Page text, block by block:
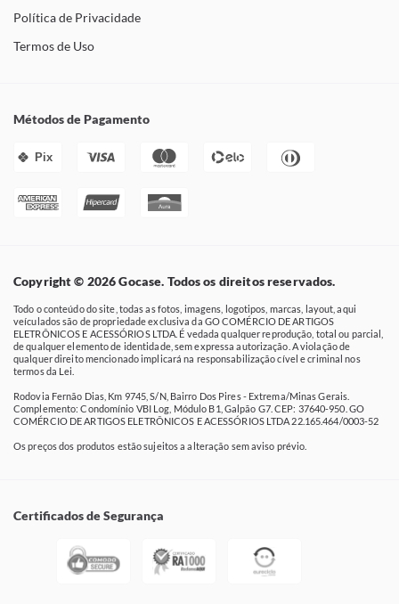
Política de Privacidade
Termos de Uso
Métodos de Pagamento
Pix
Copyright © 2026 Gocase. Todos os direitos reservados.
Todo o conteúdo do site, todas as fotos, imagens, logotipos, marcas, layout, aqui
veículados são de propriedade exclusiva da GO COMÉRCIO DE ARTIGOS
ELETRÔNICOS E ACESSÓRIOS LTDA. É vedada qualquer reprodução, total ou parcial,
de qualquer elemento de identidade, sem expressa autorização. A violação de
qualquer direito mencionado implicará na responsabilização cível e criminal nos
termos da Lei.
Rodovia Fernão Dias, Km 9745, S/N, Bairro Dos Pires - Extrema/Minas Gerais.
Complemento: Condomínio VBI Log, Módulo B1, Galpão G7. CEP: 37640-950. GO
COMÉRCIO DE ARTIGOS ELETRÔNICOS E ACESSÓRIOS LTDA 22.165.464/0003-52
Os preços dos produtos estão sujeitos a alteração sem aviso prévio.
Certificados de Segurança